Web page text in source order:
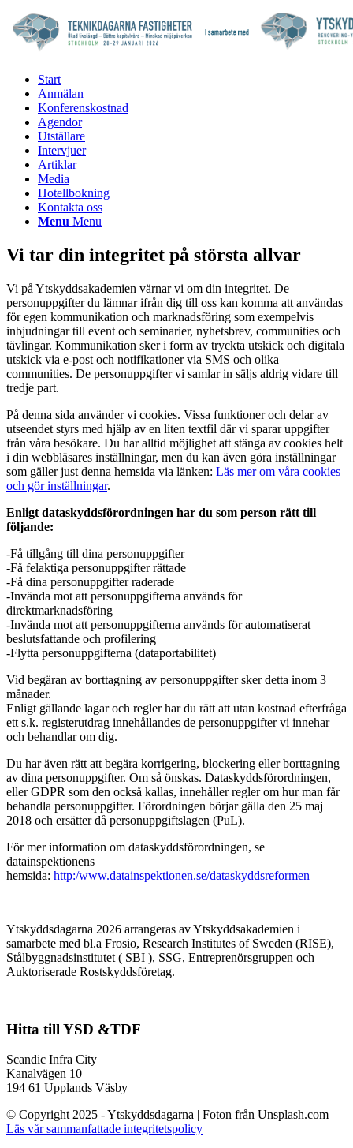
Start
Anmälan
Konferenskostnad
Agendor
Utställare
Intervjuer
Artiklar
Media
Hotellbokning
Kontakta oss
Menu Menu
Vi tar din integritet på största allvar
Vi på Ytskyddsakademien värnar vi om din integritet. De
personuppgifter du lämnar ifrån dig till oss kan komma att användas
för egen kommunikation och marknadsföring som exempelvis
inbjudningar till event och seminarier, nyhetsbrev, communities och
tävlingar. Kommunikation sker i form av tryckta utskick och digitala
utskick via e-post och notifikationer via SMS och olika
communities. De personuppgifter vi samlar in säljs aldrig vidare till
tredje part.
På denna sida använder vi cookies. Vissa funktioner och delar av
utseendet styrs med hjälp av en liten textfil där vi sparar uppgifter
från våra besökare. Du har alltid möjlighet att stänga av cookies helt
i din webbläsares inställningar, men du kan även göra inställningar
som gäller just denna hemsida via länken: Läs mer om våra cookies
och gör inställningar.
Enligt dataskyddsförordningen har du som person rätt till
följande:
-Få tillgång till dina personuppgifter
-Få felaktiga personuppgifter rättade
-Få dina personuppgifter raderade
-Invända mot att personuppgifterna används för
direktmarknadsföring
-Invända mot att personuppgifterna används för automatiserat
beslutsfattande och profilering
-Flytta personuppgifterna (dataportabilitet)
Vid begäran av borttagning av personuppgifter sker detta inom 3
månader.
Enligt gällande lagar och regler har du rätt att utan kostnad efterfråga
ett s.k. registerutdrag innehållandes de personuppgifter vi innehar
och behandlar om dig.
Du har även rätt att begära korrigering, blockering eller borttagning
av dina personuppgifter. Om så önskas. Dataskyddsförordningen,
eller GDPR som den också kallas, innehåller regler om hur man får
behandla personuppgifter. Förordningen börjar gälla den 25 maj
2018 och ersätter då personuppgiftslagen (PuL).
För mer information om dataskyddsförordningen, se
datainspektionens
hemsida: http:/www.datainspektionen.se/dataskyddsreformen
Ytskyddsdagarna 2026 arrangeras av Ytskyddsakademien i
samarbete med bl.a Frosio, Research Institutes of Sweden (RISE),
Stålbyggnadsinstitutet ( SBI ), SSG, Entreprenörsgruppen och
Auktoriserade Rostskyddsföretag.
Hitta till YSD &TDF
Scandic Infra City
Kanalvägen 10
194 61 Upplands Väsby
© Copyright 2025 - Ytskyddsdagarna | Foton från Unsplash.com |
Läs vår sammanfattade integritetspolicy